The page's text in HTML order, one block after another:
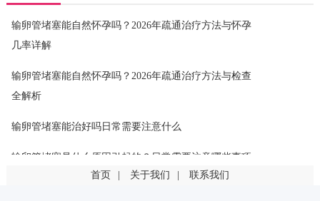
输卵管堵塞能自然怀孕吗？2026年疏通治疗方法与怀孕
几率详解
输卵管堵塞能自然怀孕吗？2026年疏通治疗方法与检查
全解析
输卵管堵塞能治好吗日常需要注意什么
输卵管堵塞是什么原因引起的？日常需要注意哪些事项
首页 关于我们 联系我们